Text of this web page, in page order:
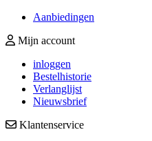
Aanbiedingen
Mijn account
inloggen
Bestelhistorie
Verlanglijst
Nieuwsbrief
Klantenservice